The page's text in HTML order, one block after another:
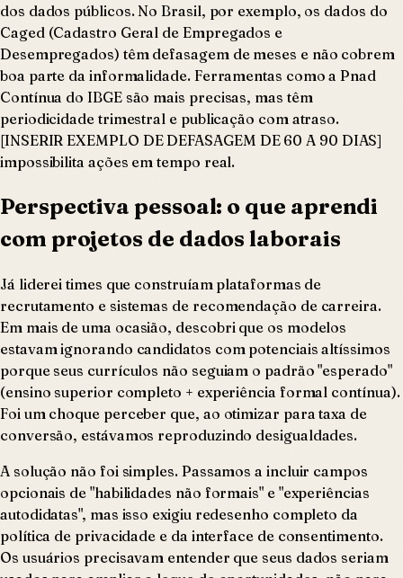
dos dados públicos. No Brasil, por exemplo, os dados do
Caged (Cadastro Geral de Empregados e
Desempregados) têm defasagem de meses e não cobrem
boa parte da informalidade. Ferramentas como a Pnad
Contínua do IBGE são mais precisas, mas têm
periodicidade trimestral e publicação com atraso.
[INSERIR EXEMPLO DE DEFASAGEM DE 60 A 90 DIAS]
impossibilita ações em tempo real.
Perspectiva pessoal: o que aprendi
com projetos de dados laborais
Já liderei times que construíam plataformas de
recrutamento e sistemas de recomendação de carreira.
Em mais de uma ocasião, descobri que os modelos
estavam ignorando candidatos com potenciais altíssimos
porque seus currículos não seguiam o padrão "esperado"
(ensino superior completo + experiência formal contínua).
Foi um choque perceber que, ao otimizar para taxa de
conversão, estávamos reproduzindo desigualdades.
A solução não foi simples. Passamos a incluir campos
opcionais de "habilidades não formais" e "experiências
autodidatas", mas isso exigiu redesenho completo da
política de privacidade e da interface de consentimento.
Os usuários precisavam entender que seus dados seriam